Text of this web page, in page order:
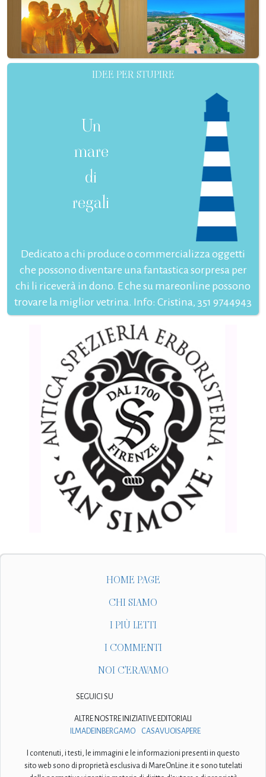
IDEE PER STUPIRE
Un
mare
di
regali
Dedicato a chi produce o commercializza oggetti
che possono diventare una fantastica sorpresa per
chi li riceverà in dono. E che su mareonline possono
trovare la miglior vetrina. Info: Cristina, 351 9744943
HOME PAGE
CHI SIAMO
I PIÙ LETTI
I COMMENTI
NOI C'ERAVAMO
SEGUICI SU
ALTRE NOSTRE INIZIATIVE EDITORIALI
ILMADEINBERGAMO
CASAVUOISAPERE
I contenuti, i testi, le immagini e le informazioni presenti in questo
sito web sono di proprietà esclusiva di MareOnLine.it e sono tutelati